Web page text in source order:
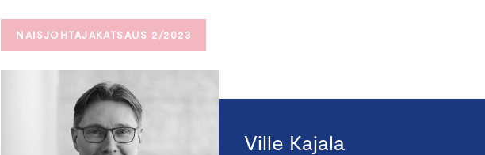
NAISJOHTAJAKATSAUS 2/2023
Ville Kajala